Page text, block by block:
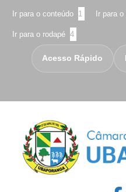
Ir para o conteúdo 1 Ir para o
Ir para o rodapé 4
Acesso Rápido